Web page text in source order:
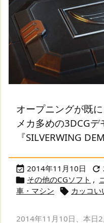
オープニングが既
メカ多めの3DCGデ
『SILVERWING
 2014年11月10日 
 その他のCGソフト ,
車・マシン
 カッコい
2014年11月10日、本日